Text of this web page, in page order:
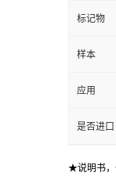
标记物
样本
应用
是否进口
★说明书，